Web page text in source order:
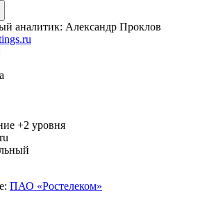
аналитик: Александр Проклов
+2 уровня
ПАО «Ростелеком»